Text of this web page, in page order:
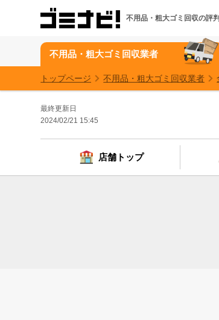
不用品・粗大ゴミ回収の評
不用品・粗大ゴミ回収業者
トップページ 不用品・粗大ゴミ回収業者
最終更新日
2024/02/21 15:45
店舗トップ